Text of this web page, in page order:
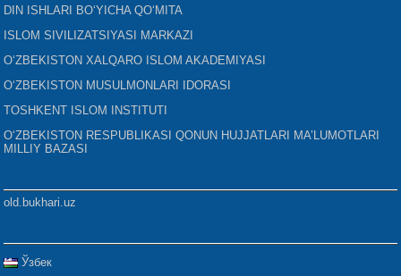
DIN ISHLARI BO‘YICHA QO‘MITA
ISLOM SIVILIZATSIYASI MARKAZI
O‘ZBEKISTON XALQARO ISLOM AKADEMIYASI
O‘ZBEKISTON MUSULMONLARI IDORASI
TOSHKENT ISLOM INSTITUTI
O‘ZBEKISTON RESPUBLIKASI QONUN HUJJATLARI MA’LUMOTLARI
MILLIY BAZASI
old.bukhari.uz
Ўзбек